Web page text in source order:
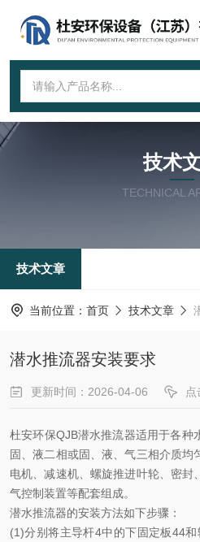
技术
TECHNICAL
技术文章
当前位置： 首页 技术文章
潜水推流器安装要求
更新时间：2026-04-06
杜安环保QJB潜水推流器适用于各种
固、液二相或固、液、气三相介质均
电机、减速机、螺旋推进叶轮、密封
气控制装置等配套组成。
潜水推流器的安装方法如下步骤：
(1)分别将主导杆4中的下固定板44和